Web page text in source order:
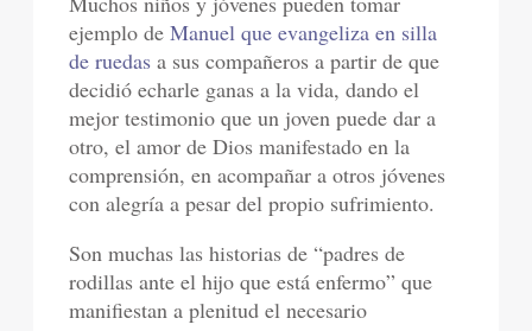
ejemplo deManuel que evangeliza en silla
de ruedas a sus compañeros a partir de que
decidió echarle ganas a la vida, dando el
mejor testimonio que un joven puede dar a
otro, el amor de Dios manifestado en la
comprensión, en acompañar a otros jóvenes
con alegría a pesar del propio sufrimiento.
Son muchas las historias de “padres de
rodillas ante el hijo que está enfermo” que
manifiestan a plenitud el necesario